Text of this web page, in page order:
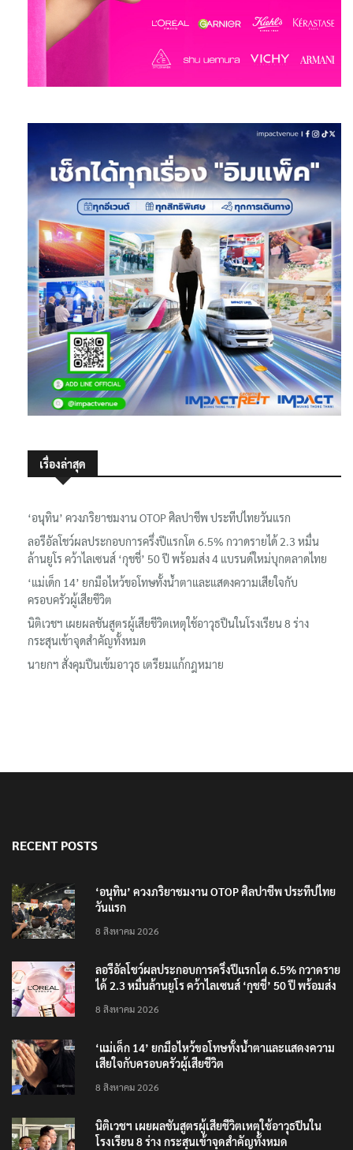
เรื่องล่าสุด
‘อนุทิน’ ควงภริยาชมงาน OTOP ศิลปาชีพ ประทีปไทยวันแรก
ลอรีอัลโชว์ผลประกอบการครึ่งปีแรกโต 6.5% กวาดรายได้ 2.3 หมื่น
ล้านยูโร คว้าไลเซนส์ ‘กุชชี่’ 50 ปี พร้อมส่ง 4 แบรนด์ใหม่บุกตลาดไทย
‘แม่เด็ก 14’ ยกมือไหว้ขอโทษทั้งน้ำตาและแสดงความเสียใจกับ
ครอบครัวผู้เสียชีวิต
นิติเวชฯ เผยผลชันสูตรผู้เสียชีวิตเหตุใช้อาวุธปืนในโรงเรียน 8 ร่าง
กระสุนเข้าจุดสำคัญทั้งหมด
นายกฯ สั่งคุมปืนเข้มอาวุธ เตรียมแก้กฎหมาย
RECENT POSTS
‘อนุทิน’ ควงภริยาชมงาน OTOP ศิลปาชีพ ประทีปไทย
วันแรก
8 สิงหาคม 2026
ลอรีอัลโชว์ผลประกอบการครึ่งปีแรกโต 6.5% กวาดราย
ได้ 2.3 หมื่นล้านยูโร คว้าไลเซนส์ ‘กุชชี่’ 50 ปี พร้อมส่ง
8 สิงหาคม 2026
‘แม่เด็ก 14’ ยกมือไหว้ขอโทษทั้งน้ำตาและแสดงความ
เสียใจกับครอบครัวผู้เสียชีวิต
8 สิงหาคม 2026
นิติเวชฯ เผยผลชันสูตรผู้เสียชีวิตเหตุใช้อาวุธปืนใน
โรงเรียน 8 ร่าง กระสุนเข้าจุดสำคัญทั้งหมด